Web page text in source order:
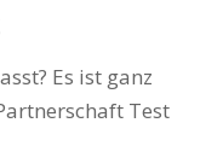
Es ist ganz
Test